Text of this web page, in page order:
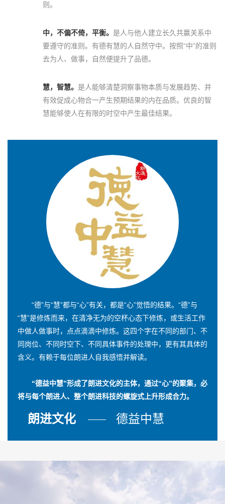
则。
中，不偏不倚，平衡。 是人与他人建立长久共赢关系中
要遵守的准则。有德有慧的人自然守中。按照“中”的准则
去为人、做事，自然便提升了品德。
慧，智慧。 是人能够清楚洞察事物本质与发展趋势、并
有效促成心物合一产生预期结果的内在品质。优良的智
慧能够使人在有限的时空中产生最佳结果。
“德”与“慧”都与“心”有关，都是“心”觉悟的结果。“德”与
“慧”是修炼而来，在清净无为的空杯心态下修炼，或生活工作
中做人做事时，点点滴滴中修炼。这四个字在不同的部门、不
同岗位、不同时空下、不同具体事件的处理中，更有其具体的
含义。有赖于每位朗进人自我感悟并解读。
“德益中慧”形成了朗进文化的主体，通过“心”的聚集，必
将与每个朗进人、整个朗进科技的螺旋式上升形成合力。
朗进文化 德益中慧